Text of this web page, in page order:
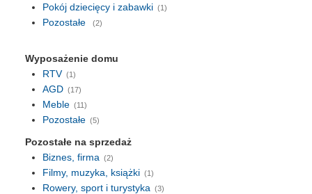
Pokój dziecięcy i zabawki (1)
Pozostałe (2)
Wyposażenie domu
RTV (1)
AGD (17)
Meble (11)
Pozostałe (5)
Pozostałe na sprzedaż
Biznes, firma (2)
Filmy, muzyka, książki (1)
Rowery, sport i turystyka (3)